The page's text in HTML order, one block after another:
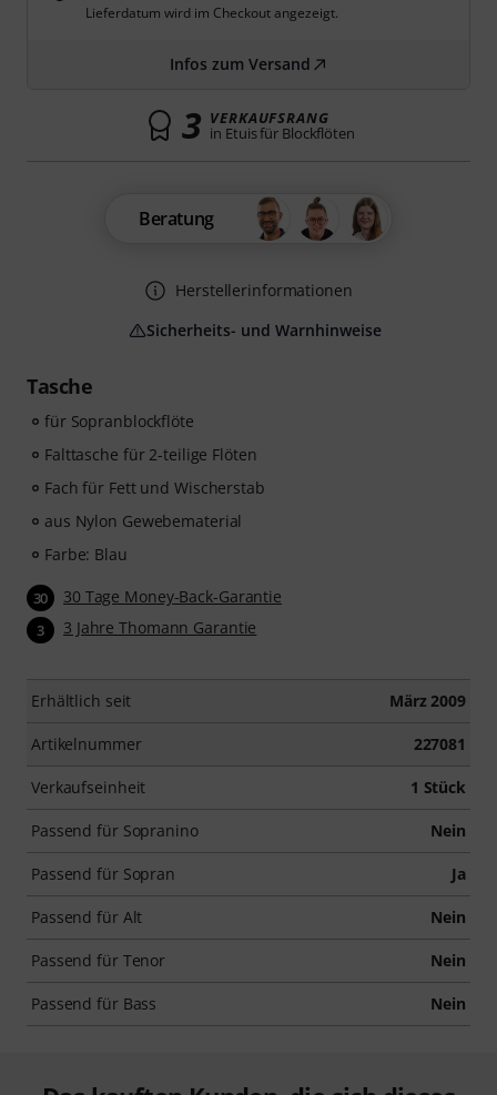
Tasche
für Sopranblockflöte
Falttasche für 2-teilige Flöten
Fach für Fett und Wischerstab
aus Nylon Gewebematerial
Farbe: Blau
30 30 Tage Money-Back-Garantie
3 3 Jahre Thomann Garantie
Erhältlich seit März 2009
Artikelnummer 227081
Verkaufseinheit 1 Stück
Passend für Sopranino Nein
Passend für Sopran Ja
Passend für Alt Nein
Passend für Tenor Nein
Passend für Bass Nein
Lieferdatum wird im Checkout angezeigt.
Infos zum Versand
3 VERKAUFSRANG
in Etuis für Blockflöten
Beratung
Herstellerinformationen
Sicherheits- und Warnhinweise